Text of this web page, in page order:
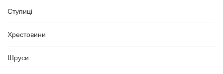
Ступиці
Хрестовини
Шруси